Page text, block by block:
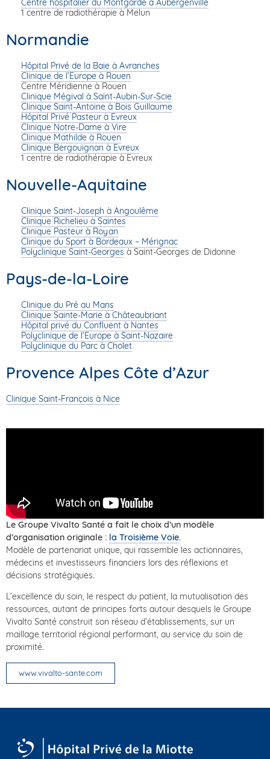
Centre hospitalier du Montgardé à Aubergenville
1 centre de radiothérapie à Melun
Normandie
Hôpital Privé de la Baie à Avranches
Clinique de l’Europe à Rouen
Centre Méridienne à Rouen
Clinique Mégival à Saint-Aubin-Sur-Scie
Clinique Saint-Antoine à Bois Guillaume
Hôpital Privé Pasteur à Evreux
Clinique Notre-Dame à Vire
Clinique Mathilde à Rouen
Clinique Bergouignan à Evreux
1 centre de radiothérapie à Evreux
Nouvelle-Aquitaine
Clinique Saint-Joseph à Angoulême
Clinique Richelieu à Saintes
Clinique Pasteur à Royan
Clinique du Sport à Bordeaux – Mérignac
Polyclinique Saint-Georges à Saint-Georges de Didonne
Pays-de-la-Loire
Clinique du Pré au Mans
Clinique Sainte-Marie à Châteaubriant
Hôpital privé du Confluent à Nantes
Polyclinique de l’Europe à Saint-Nazaire
Polyclinique du Parc à Cholet
Provence Alpes Côte d’Azur
Clinique Saint-François à Nice
Le Groupe Vivalto Santé a fait le choix d’un modèle
d’organisation originale : la Troisième Voie.
Modèle de partenariat unique, qui rassemble les actionnaires,
médecins et investisseurs financiers lors des réflexions et
décisions stratégiques.
L’excellence du soin, le respect du patient, la mutualisation des
ressources, autant de principes forts autour desquels le Groupe
Vivalto Santé construit son réseau d’établissements, sur un
maillage territorial régional performant, au service du soin de
proximité.
www.vivalto-sante.com